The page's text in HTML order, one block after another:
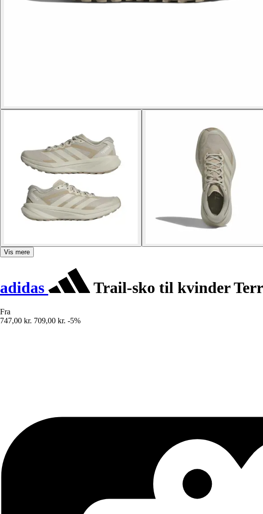
Vis mere
adidas Trail-sko til kvinder
Fra
747,00 kr. 709,00 kr. -5%